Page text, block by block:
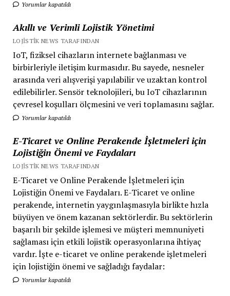
Yorumlar kapatıldı
Akıllı ve Verimli Lojistik Yönetimi
LOJISTIK NEWS TARAFINDAN
IoT, fiziksel cihazların internete bağlanması ve
birbirleriyle iletişim kurmasıdır. Bu sayede, nesneler
arasında veri alışverişi yapılabilir ve uzaktan kontrol
edilebilirler. Sensör teknolojileri, bu IoT cihazlarının
çevresel koşulları ölçmesini ve veri toplamasını sağlar.
Yorumlar kapatıldı
E-Ticaret ve Online Perakende İşletmeleri için
Lojistiğin Önemi ve Faydaları
LOJISTIK NEWS TARAFINDAN
E-Ticaret ve Online Perakende İşletmeleri için
Lojistiğin Önemi ve Faydaları. E-Ticaret ve online
perakende, internetin yaygınlaşmasıyla birlikte hızla
büyüyen ve önem kazanan sektörlerdir. Bu sektörlerin
başarılı bir şekilde işlemesi ve müşteri memnuniyeti
sağlaması için etkili lojistik operasyonlarına ihtiyaç
vardır. İşte e-ticaret ve online perakende işletmeleri
için lojistiğin önemi ve sağladığı faydalar:
Yorumlar kapatıldı